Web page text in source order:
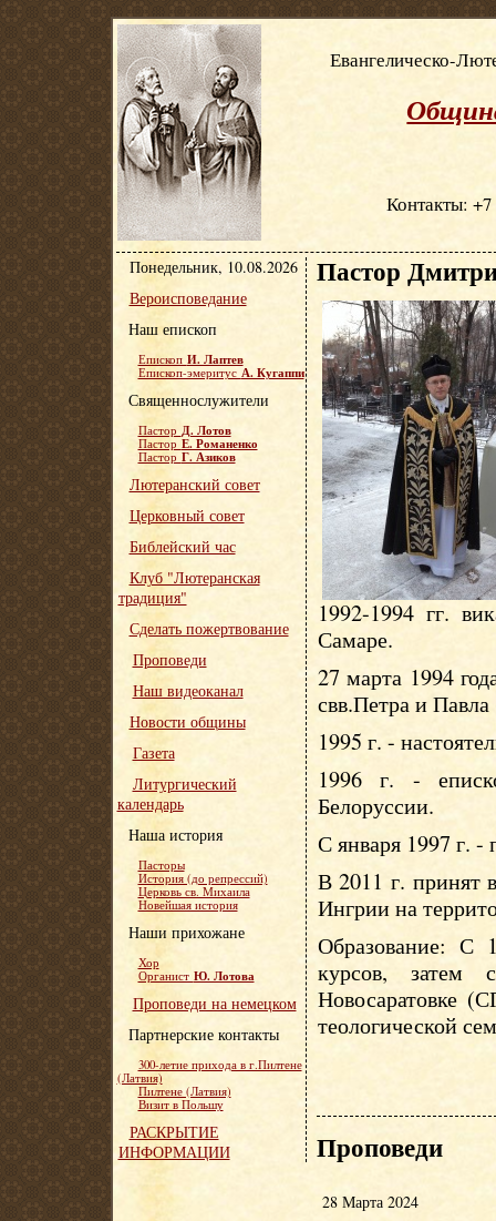
Евангелическо-
Контакты: +7
Пастор
1992-1994 гг.
Самаре.
27 марта 1994
свв.Петра и
1995 г. -
1996 г. -
Белоруссии.
С января 1997 г.
В 2011 г. принят
Ингрии на
Образование: С
курсов, затем
Новосаратовке
теологической
Проповеди
28 Марта 2024
Понедельник, 10.08.2026
Вероисповедание
Наш епископ
Епископ И. Лаптев
Епископ-эмеритус А. Кугаппи
Священнослужители
Пастор Д. Лотов
Пастор Е. Романенко
Пастор Г. Азиков
Лютеранский совет
Церковный совет
Библейский час
Клуб "Лютеранская
традиция"
Сделать пожертвование
Проповеди
Наш видеоканал
Новости общины
Газета
Литургический
календарь
Наша история
Пасторы
История (до репрессий)
Церковь св. Михаила
Новейшая история
Наши прихожане
Хор
Органист Ю. Лотова
Проповеди на немецком
Партнерские контакты
300-летие прихода в г.Пилтене
(Латвия)
Пилтене (Латвия)
Визит в Польшу
РАСКРЫТИЕ
ИНФОРМАЦИИ